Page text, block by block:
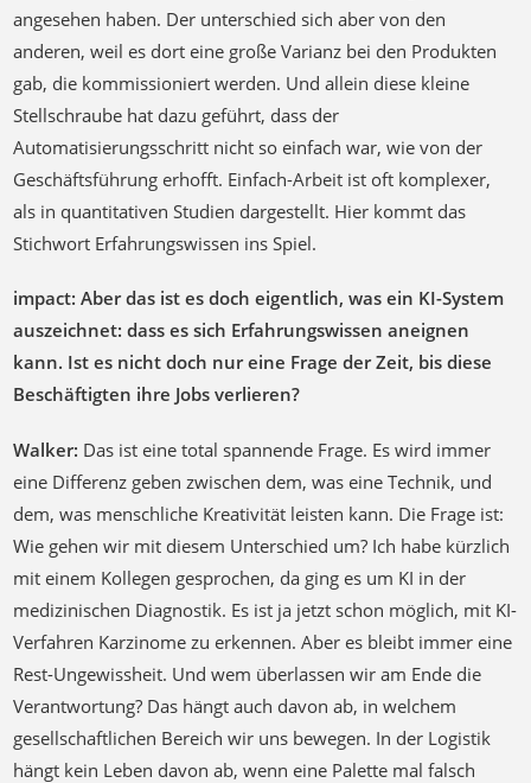
angesehen haben. Der unterschied sich aber von den
anderen, weil es dort eine große Varianz bei den Produkten
gab, die kommissioniert werden. Und allein diese kleine
Stellschraube hat dazu geführt, dass der
Automatisierungsschritt nicht so einfach war, wie von der
Geschäftsführung erhofft. Einfach-Arbeit ist oft komplexer,
als in quantitativen Studien dargestellt. Hier kommt das
Stichwort Erfahrungswissen ins Spiel.
impact: Aber das ist es doch eigentlich, was ein KI-System
auszeichnet: dass es sich Erfahrungswissen aneignen
kann. Ist es nicht doch nur eine Frage der Zeit, bis diese
Beschäftigten ihre Jobs verlieren?
Walker: Das ist eine total spannende Frage. Es wird immer
eine Differenz geben zwischen dem, was eine Technik, und
dem, was menschliche Kreativität leisten kann. Die Frage ist:
Wie gehen wir mit diesem Unterschied um? Ich habe kürzlich
mit einem Kollegen gesprochen, da ging es um KI in der
medizinischen Diagnostik. Es ist ja jetzt schon möglich, mit KI-
Verfahren Karzinome zu erkennen. Aber es bleibt immer eine
Rest-Ungewissheit. Und wem überlassen wir am Ende die
Verantwortung? Das hängt auch davon ab, in welchem
gesellschaftlichen Bereich wir uns bewegen. In der Logistik
hängt kein Leben davon ab, wenn eine Palette mal falsch